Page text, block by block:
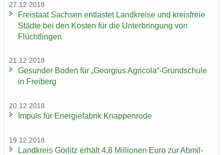
27.12.2018
Frei­staat Sach­sen ent­las­tet Land­krei­se und kreis­freie
Städ­te bei den Kos­ten für die Un­ter­brin­gung von
Flücht­lin­gen
21.12.2018
Ge­sun­der Boden für „Ge­or­gi­us Agri­co­la“-​Grundschule
in Frei­berg
20.12.2018
Im­puls für En­er­gie­fa­brik Knap­pen­ro­de
19.12.2018
Land­kreis Gör­litz er­hält 4,8 Mil­lio­nen Euro zur Ab­mil­